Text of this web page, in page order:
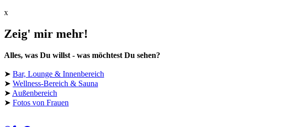
x
Zeig' mir mehr!
Alles, was Du willst - was möchtest Du sehen?
➤ Bar, Lounge & Innenbereich
➤ Wellness-Bereich & Sauna
➤ Außenbereich
➤ Fotos von Frauen